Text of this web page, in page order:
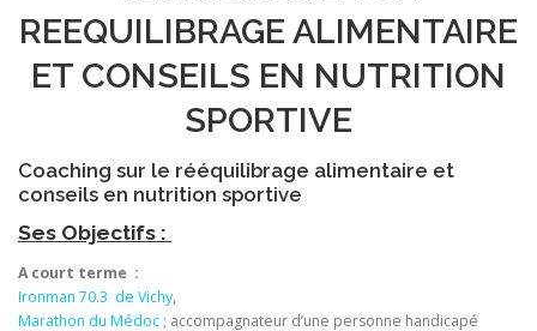
REEQUILIBRAGE ALIMENTAIRE
ET CONSEILS EN NUTRITION
SPORTIVE
Coaching sur le rééquilibrage alimentaire et
conseils en nutrition sportive
Ses Objectifs :
A court terme :
Ironman 70.3 de Vichy,
Marathon du Médoc ; accompagnateur d’une personne handicapé